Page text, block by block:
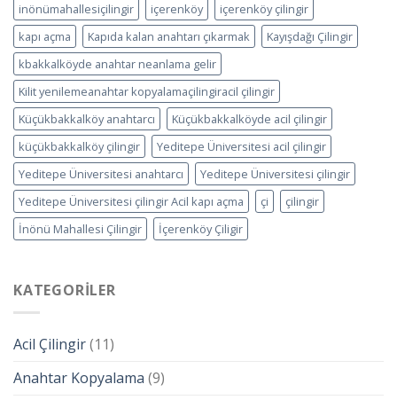
inönümahallesiçilingir
içerenköy
içerenköy çilingir
kapı açma
Kapıda kalan anahtarı çıkarmak
Kayışdağı Çilingir
kbakkalköyde anahtar neanlama gelir
Kilit yenilemeanahtar kopyalamaçilingiracil çilingir
Küçükbakkalköy anahtarcı
Küçükbakkalköyde acil çilingir
küçükbakkalköy çilingir
Yeditepe Üniversitesi acil çilingir
Yeditepe Üniversitesi anahtarcı
Yeditepe Üniversitesi çilingir
Yeditepe Üniversitesi çilingir Acil kapı açma
çi
çilingir
İnönü Mahallesi Çilingir
İçerenköy Çiligir
KATEGORILER
Acil Çilingir(11)
Anahtar Kopyalama (9)